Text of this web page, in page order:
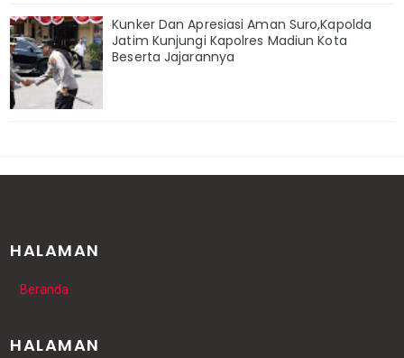
Kunker Dan Apresiasi Aman Suro,Kapolda
Jatim Kunjungi Kapolres Madiun Kota
Beserta Jajarannya
HALAMAN
Beranda
HALAMAN